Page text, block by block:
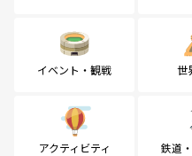
イベント・観戦 世
アクティビティ 鉄道